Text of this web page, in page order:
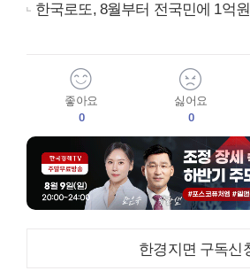
한국로또, 8월부터 전국민에 1억
좋아요
0
싫어요
0
한경지면 구독신